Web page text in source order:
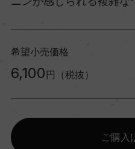
希望小売価格
6,100 円（税抜）
ご購入